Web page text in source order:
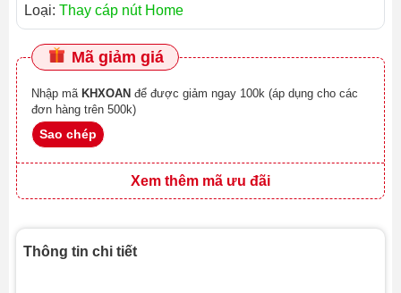
Loại: Thay cáp nút Home
Mã giảm giá
Nhập mã KHXOAN
đơn hàng trên 500k)
Sao chép
Xem thêm mã ưu đãi
Thông tin chi tiết